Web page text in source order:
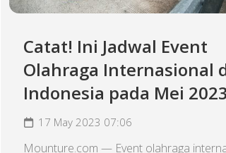
Catat! Ini Jadwal Event
Olahraga Internasional
Indonesia pada Mei
17 May 2023 07:06
Mounture.com — Event olahraga